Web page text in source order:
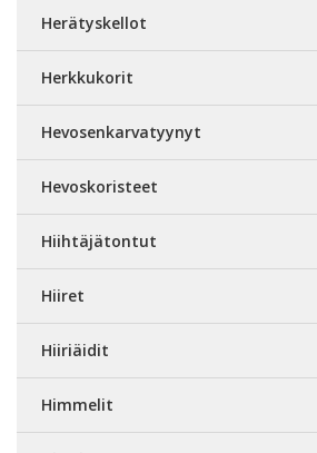
Herätyskellot
Herkkukorit
Hevosenkarvatyynyt
Hevoskoristeet
Hiihtäjätontut
Hiiret
Hiiriäidit
Himmelit